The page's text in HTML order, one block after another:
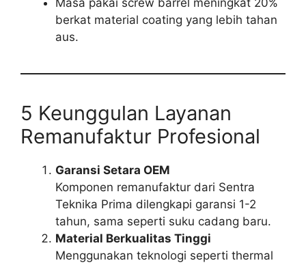
Masa pakai screw barrel meningkat 20%
berkat material coating yang lebih tahan
aus.
5 Keunggulan Layanan
Remanufaktur Profesional
Garansi Setara OEM
Komponen remanufaktur dari Sentra
Teknika Prima dilengkapi garansi 1-2
tahun, sama seperti suku cadang baru.
Material Berkualitas Tinggi
Menggunakan teknologi seperti thermal